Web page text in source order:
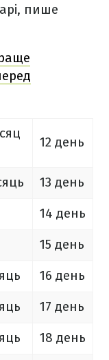
пише
12 день
13 день
14 день
15 день
16 день
17 день
18 день